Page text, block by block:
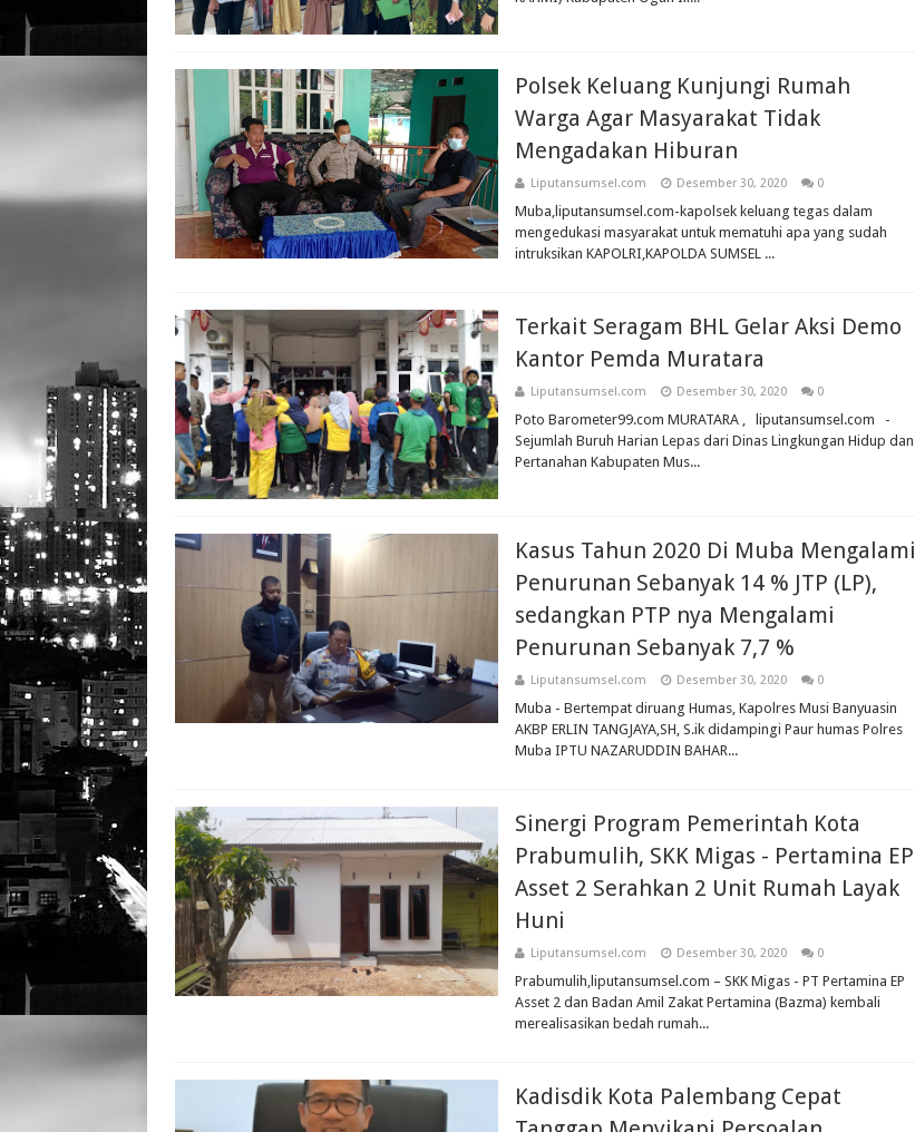
Polsek Keluang Kunjungi Rumah
Warga Agar Masyarakat Tidak
Mengadakan Hiburan
Liputansumsel.com Desember 30, 2020 0
Muba,liputansumsel.com-kapolsek keluang tegas dalam
mengedukasi masyarakat untuk mematuhi apa yang sudah
intruksikan KAPOLRI,KAPOLDA SUMSEL ...
Terkait Seragam BHL Gelar Aksi Demo
Kantor Pemda Muratara
Liputansumsel.com Desember 30, 2020 0
Poto Barometer99.com MURATARA , liputansumsel.com -
Sejumlah Buruh Harian Lepas dari Dinas Lingkungan Hidup dan
Pertanahan Kabupaten Mus...
Kasus Tahun 2020 Di Muba Mengalami
Penurunan Sebanyak 14 % JTP (LP),
sedangkan PTP nya Mengalami
Penurunan Sebanyak 7,7 %
Liputansumsel.com Desember 30, 2020 0
Muba - Bertempat diruang Humas, Kapolres Musi Banyuasin
AKBP ERLIN TANGJAYA,SH, S.ik didampingi Paur humas Polres
Muba IPTU NAZARUDDIN BAHAR...
Sinergi Program Pemerintah Kota
Prabumulih, SKK Migas - Pertamina EP
Asset 2 Serahkan 2 Unit Rumah Layak
Huni
Liputansumsel.com Desember 30, 2020 0
Prabumulih,liputansumsel.com – SKK Migas - PT Pertamina EP
Asset 2 dan Badan Amil Zakat Pertamina (Bazma) kembali
merealisasikan bedah rumah...
Kadisdik Kota Palembang Cepat